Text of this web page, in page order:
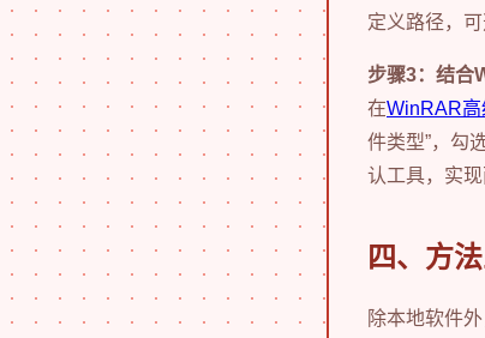
定义路径，可
步骤3：结合
在WinRAR高
件类型”，勾
认工具，实现
四、方
除本地软件外